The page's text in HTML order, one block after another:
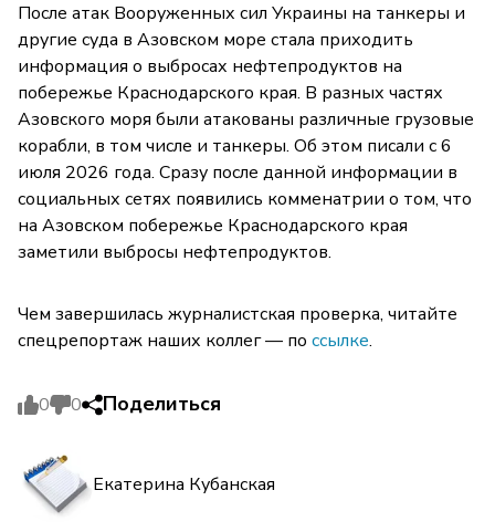
После атак Вооруженных сил Украины на танкеры и
другие суда в Азовском море стала приходить
информация о выбросах нефтепродуктов на
побережье Краснодарского края. В разных частях
Азовского моря были атакованы различные грузовые
корабли, в том числе и танкеры. Об этом писали с 6
июля 2026 года. Сразу после данной информации в
социальных сетях появились комменатрии о том, что
на Азовском побережье Краснодарского края
заметили выбросы нефтепродуктов.
Чем завершилась журналистская проверка, читайте
спецрепортаж наших коллег — по ссылке.
0 0 Поделиться
Екатерина Кубанская